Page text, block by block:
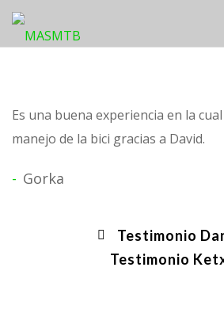
Es una buena experiencia en la
manejo de la bici gracias a David.
Gorka
Testimonio
Testimonio